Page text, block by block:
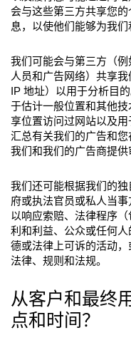
会与这些第三方共享您
息，以使他们能够为我们
我们可能会与第三方（
人员和广告网络）共享
IP 地址）以用于分析目
于估计一般位置和其他
享位置访问过网站以及
汇总有关我们的广告和
我们和我们的广告商提供
我们还可能根据我们的
府或执法官员或私人当事
以响应索赔、法律程序
利和利益、公众或任何
德或法律上可诉的活动，
法律、规则和法规。
从客户和最终
点和时间？